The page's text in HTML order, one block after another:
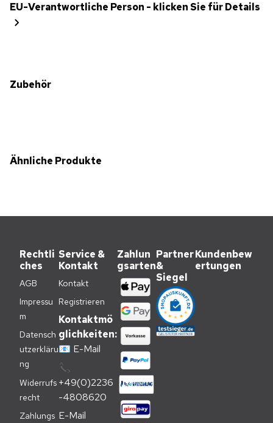
EU-Verantwortliche Person - klicken Sie für Details
Zubehör
Ähnliche Produkte
Rechtli
ches
AGB
Impressu
m
Datensch
utzerkläru
ng
Widerrufs
recht
Zahlungs
Service &
Kontakt
Kontakt
Registrieren
Kontaktmö
glichkeiten:
📧 E-Mail
📞
+49(0)2236
-4808620
E-Mail
Zahlun
gsarten
Partner
&
Siegel
Kundenbew
ertungen